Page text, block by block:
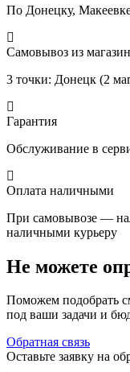
По Донецку,
Самовывоз из
3 точки: Донецк (2
Гарантия
Обслуживание в
Оплата наличными
При самовывозе —
наличными курьеру
Не можете
Поможем подобрать
под ваши задачи и
Обратная связь
Оставьте заявку на